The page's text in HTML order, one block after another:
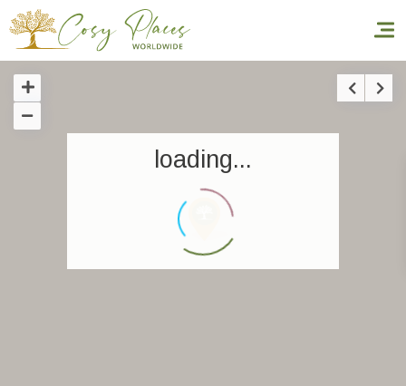
Inicio
Reservar una estancia
Nuestra colección mundial
World’s Best Hotels
loading...